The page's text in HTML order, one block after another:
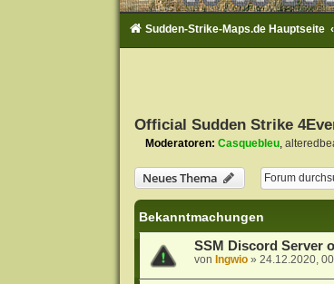
Sudden-Strike-Maps.de Hauptseite
Official Sudden Strike
Moderatoren: Casquebleu,
Neues Thema
Bekanntmachungen
SSM Discord Server
von Ingwio» 24.12.2020,